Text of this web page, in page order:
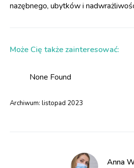
nazębnego, ubytków i
Może Cię także zainteresować:
None Found
Archiwum: listopad 2023
Anna